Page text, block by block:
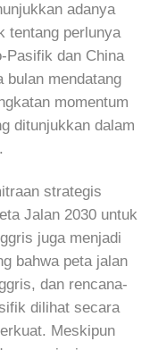
adanya
tentang perlunya
Pasifik dan China
bulan mendatang
momentum
ditunjukkan dalam
strategis
Jalan 2030 untuk
juga menjadi
bahwa peta jalan
dan rencana-
dilihat secara
Meskipun